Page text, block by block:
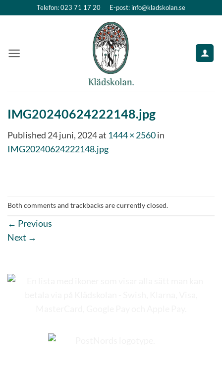
Telefon: 023 71 17 20 E-post: info@kladskolan.se
IMG20240624222148.jpg
Published 24 juni, 2024at 1444 × 2560in
IMG20240624222148.jpg
Both comments and trackbacks are currently closed.
← Previous
Next →